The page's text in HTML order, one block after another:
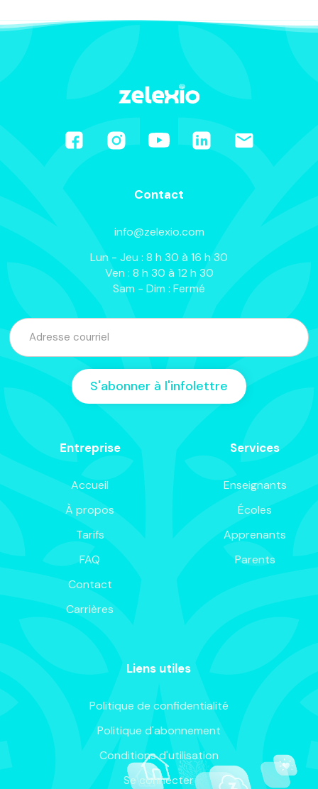
Contact
info@zelexio.com
Lun - Jeu : 8 h 30 à 16 h 30
Ven : 8 h 30 à 12 h 30
Sam - Dim : Fermé
Entreprise
Accueil
À propos
Tarifs
FAQ
Contact
Carrières
Services
Enseignants
Écoles
Apprenants
Parents
Liens utiles
Politique de confidentialité
Politique d'abonnement
Conditions d'utilisation
Se connecter